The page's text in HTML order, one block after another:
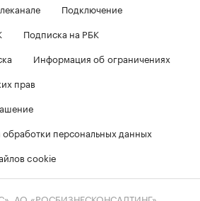
Подключение
Подписка на РБК
Информация об ограничениях
прав
персональных данных
cookie
АО «РОСБИЗНЕСКОНСАЛТИНГ»,